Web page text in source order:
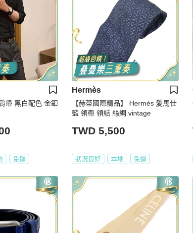
帶 黑白配色 金釦
免運
Hermès
【赫蒂國際精品】 Hermès 愛馬仕
藍 領帶 領結 絲綢 vintage
TWD 5,500
狀況良好 本地 免運